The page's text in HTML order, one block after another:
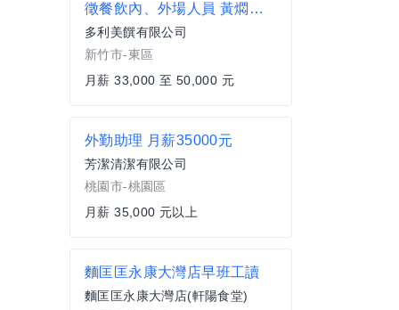
徵餐飲內、外場人員 黃燜雞米飯-新竹食品店
多利美饌有限公司
新竹市-東區
月薪 33,000 至 50,000 元
外勤助理 月薪35000元
芳潔清潔有限公司
桃園市-桃園區
月薪 35,000 元以上
麵匡匡永康大灣店早班工讀
麵匡匡永康大灣店(軒陽食堂)